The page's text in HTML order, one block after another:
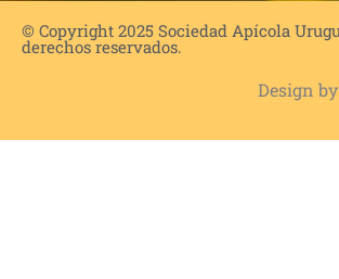
© Copyright 2025 Sociedad Apícola
derechos reservados.
Design by